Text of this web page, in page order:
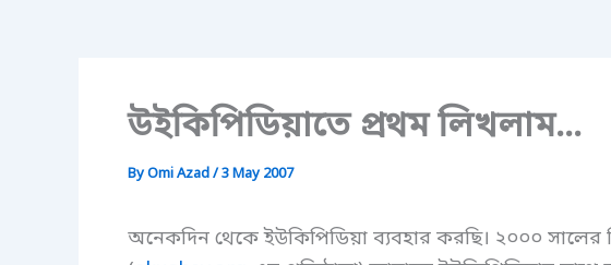
উইকিপিডিয়াতে প্রথম লিখলাম…
ByOmi Azad/3 May 2007
অনেকদিন থেকে ইউকিপিডিয়া ব্যবহার করছি। ২০০০ সালের